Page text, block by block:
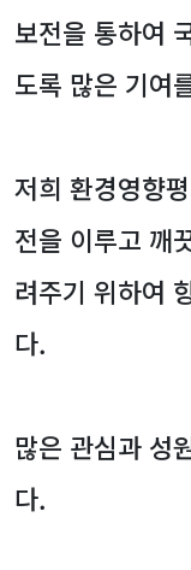
보전을 통하여
도록 많은 기여
저희 환경영향
전을 이루고 깨
려주기 위하여
다.
많은 관심과 성
다.